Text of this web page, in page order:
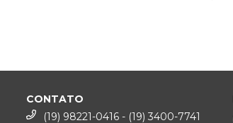
CONTATO
(19) 98221-0416 - (19) 3400-7741